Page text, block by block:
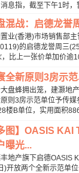
息指，截至下午1时，
混战：启德龙誉
业(香港)市场销售部
的启德龙誉周三
比上一张价单加价逾
全新原则3房示
盘蜂拥出笼，建灏地
则3房示范单位予传
楼B单位，实用面积
图】OASIS KAI
曝光...
地产旗下启德OASIS
)开放两个全新示范单